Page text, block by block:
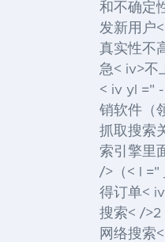
和不确定
发新用户
真实性不
急< iv>不
< iv yl ="
销软件（
抓取搜索
索引擎里
/>（< l ="
得订单<
搜索< />2
网络搜索